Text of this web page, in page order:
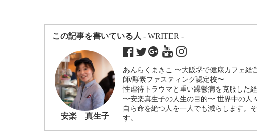
この記事を書いている人 - WRITER -
あんらくまきこ 〜大阪堺で健康カフェ
師/酵素ファスティング認定校〜
性虐待トラウマと重い躁鬱病を克服した
〜安楽真生子の人生の目的〜 世界中の人
自ら命を絶つ人を一人でも減らします。
す。
安楽 真生子